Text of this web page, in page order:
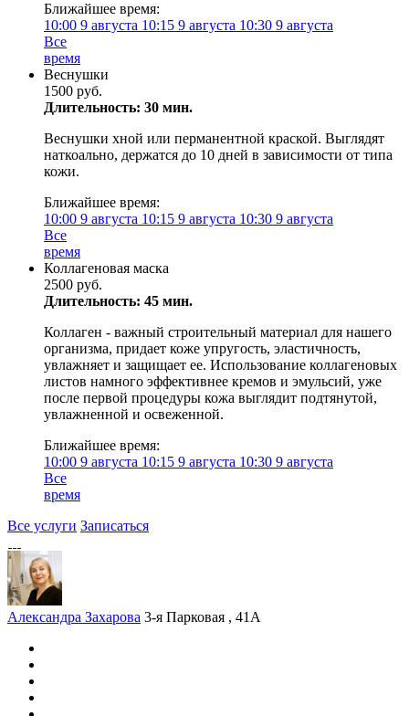
Ближайшее время:
10:00 9 августа 10:15 9 августа 10:30 9 августа
Все
время
Веснушки
1500 руб.
Длительность: 30 мин.
Веснушки хной или перманентной краской. Выглядят
наткоально, держатся до 10 дней в зависимости от типа
кожи.
Ближайшее время:
10:00 9 августа 10:15 9 августа 10:30 9 августа
Все
время
Коллагеновая маска
2500 руб.
Длительность: 45 мин.
Коллаген - важный строительный материал для нашего
организма, придает коже упругость, эластичность,
увлажняет и защищает ее. Использование коллагеновых
листов намного эффективнее кремов и эмульсий, уже
после первой процедуры кожа выглядит подтянутой,
увлажненной и освеженной.
Ближайшее время:
10:00 9 августа 10:15 9 августа 10:30 9 августа
Все
время
Все услуги Записаться
Александра Захарова 3-я Парковая , 41А